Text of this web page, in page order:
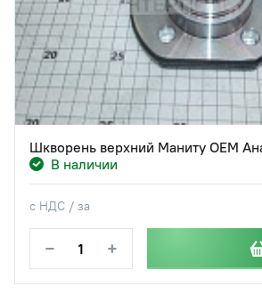
Шкворень верхний Маниту ОЕМ
В наличии
с НДС / за
− +